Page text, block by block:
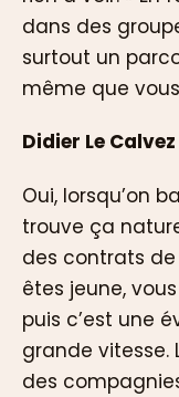
dans des
surtout un
même que
Didier Le Calvez
Oui, lorsqu’on
trouve ça
des contrats de
êtes jeune,
puis c’est une
grande vitesse.
des